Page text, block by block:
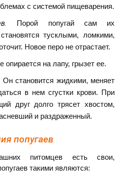
с системой пищеварения.
Порой попугай сам их
тусклыми, ломкими,
Новое перо не отрастает.
опирается на лапу, грызет ее.
Он становится жидкими, меняет
в нем сгустки крови. При
друг долго трясет хвостом,
и раздраженный.
попугаев
питомцев есть свои,
такими являются: